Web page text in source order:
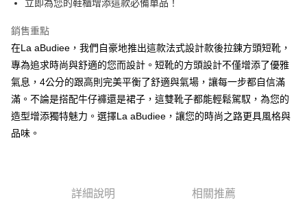
付款後全家純取貨
每筆NT$100，滿NT$1,000(含以上)免運費
付款後7-11純取貨
每筆NT$100，滿NT$1,500(含以上)免運費
每筆NT$100，滿NT$1,000(含以上)免運費
立即為您的鞋櫃增添這款必備單品！
銷售重點
在La aBudiee，我們自豪地推出這款法式設計款後拉鍊方頭短靴，
專為追求時尚與舒適的您而設計。短靴的方頭設計不僅增添了優雅
氣息，4公分的跟高則完美平衡了舒適與氣場，讓每一步都自信滿
滿。不論是搭配牛仔褲還是裙子，這雙靴子都能輕鬆駕馭，為您的
造型增添獨特魅力。選擇La aBudiee，讓您的時尚之路更具風格與
品味。
詳細說明 相關推薦